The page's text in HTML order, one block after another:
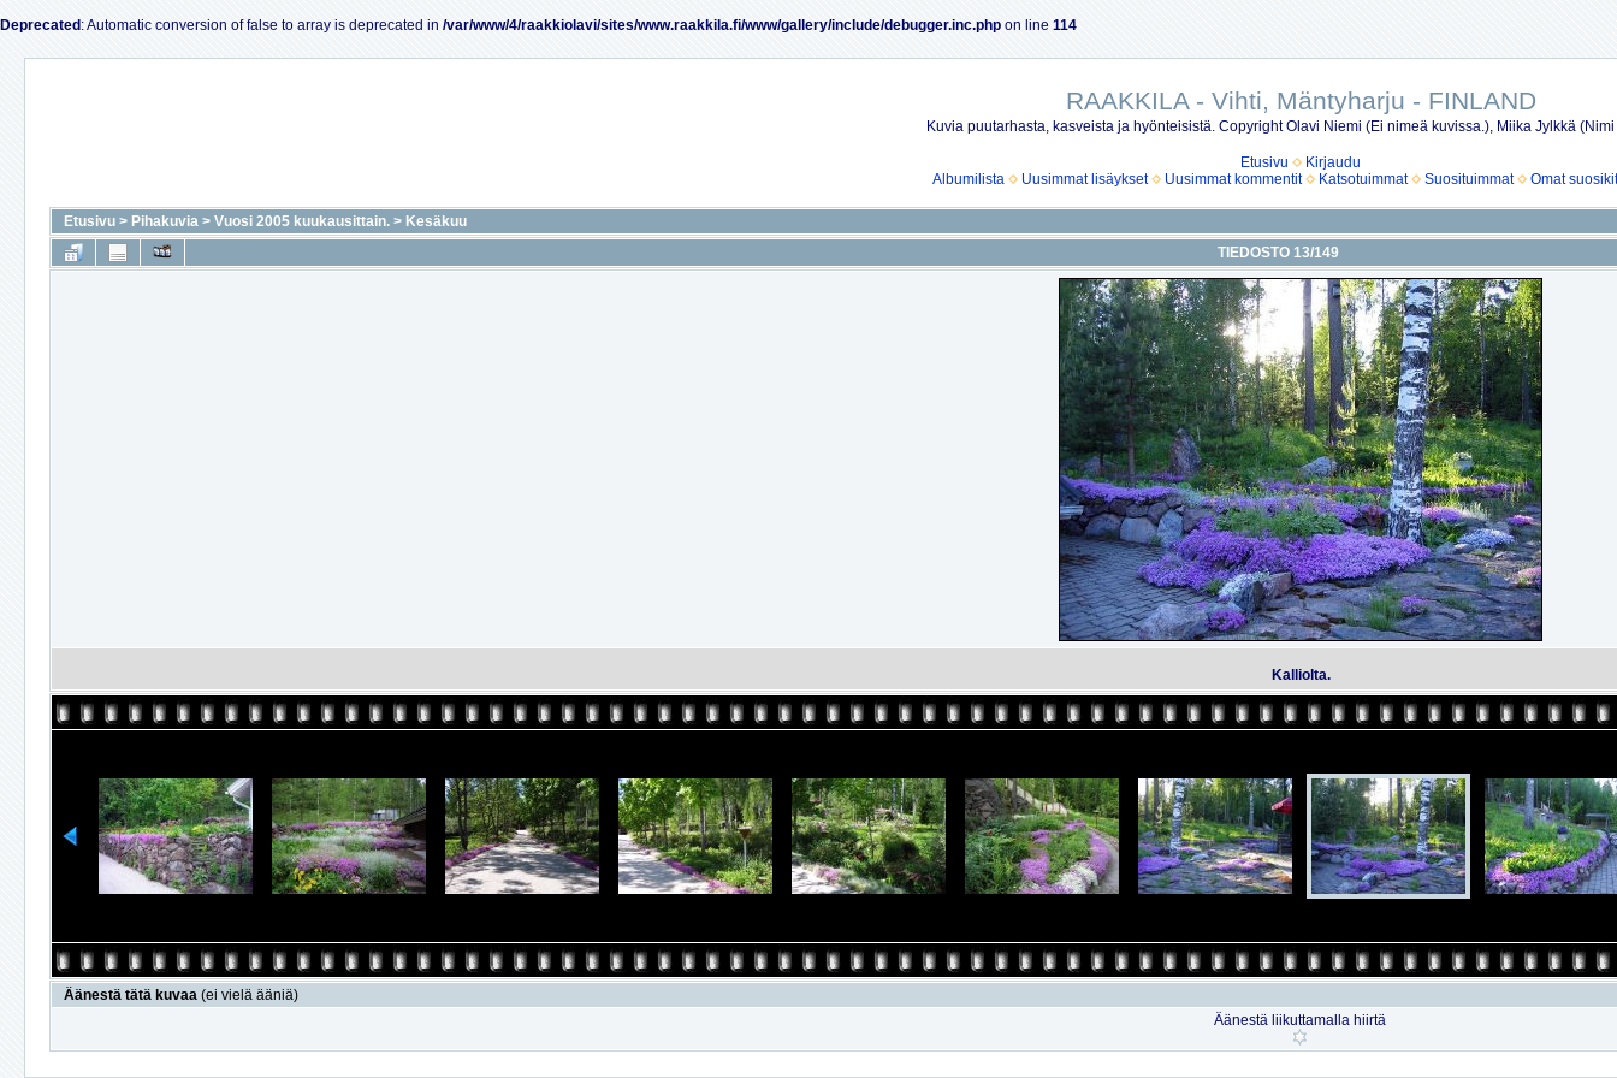
Deprecated : Automatic conversion of false to array is deprecated in /var/www/4/raakkiolavi/sites/www.raakkila.fi/www/gallery/include/debugger.inc.php on line 114
RAAKKILA - Vihti, Mäntyharju - FINLAND
Kuvia puutarhasta, kasveista ja hyönteisistä. Copyright Olavi Niemi (Ei nimeä kuvissa.), Miika Jylkkä
Etusivu
Kirjaudu
Albumilista
Uusimmat lisäykset Uusimmat kommentit Katsotuimmat Suosituimmat Omat suosikit
Etusivu > Pihakuvia > Vuosi 2005 kuukausittain. > Kesäkuu
TIEDOSTO 13/149
Kalliolta.
Äänestä tätä kuvaa (ei vielä ääniä)
Äänestä liikuttamalla hiirtä